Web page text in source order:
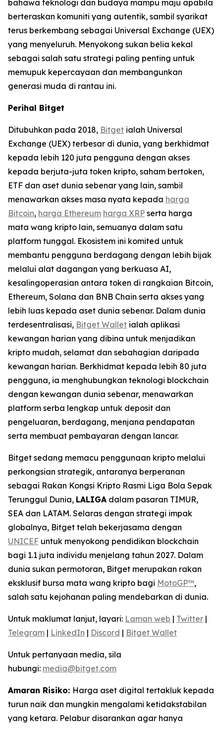
bahawa teknologi dan budaya mampu maju apabila
berteraskan komuniti yang autentik, sambil syarikat
terus berkembang sebagai Universal Exchange (UEX)
yang menyeluruh. Menyokong sukan belia kekal
sebagai salah satu strategi paling penting untuk
memupuk kepercayaan dan membangunkan
generasi muda di rantau ini.
Perihal Bitget
Ditubuhkan pada 2018, Bitget ialah Universal
Exchange (UEX) terbesar di dunia, yang berkhidmat
kepada lebih 120 juta pengguna dengan akses
kepada berjuta-juta token kripto, saham bertoken,
ETF dan aset dunia sebenar yang lain, sambil
menawarkan akses masa nyata kepada harga
Bitcoin, harga Ethereum harga XRP serta harga
mata wang kripto lain, semuanya dalam satu
platform tunggal. Ekosistem ini komited untuk
membantu pengguna berdagang dengan lebih bijak
melalui alat dagangan yang berkuasa AI,
kesalingoperasian antara token di rangkaian Bitcoin,
Ethereum, Solana dan BNB Chain serta akses yang
lebih luas kepada aset dunia sebenar. Dalam dunia
terdesentralisasi, Bitget Wallet ialah aplikasi
kewangan harian yang dibina untuk menjadikan
kripto mudah, selamat dan sebahagian daripada
kewangan harian. Berkhidmat kepada lebih 80 juta
pengguna, ia menghubungkan teknologi blockchain
dengan kewangan dunia sebenar, menawarkan
platform serba lengkap untuk deposit dan
pengeluaran, berdagang, menjana pendapatan
serta membuat pembayaran dengan lancar.
Bitget sedang memacu penggunaan kripto melalui
perkongsian strategik, antaranya berperanan
sebagai Rakan Kongsi Kripto Rasmi Liga Bola Sepak
Terunggul Dunia, LALIGA dalam pasaran TIMUR,
SEA dan LATAM. Selaras dengan strategi impak
globalnya, Bitget telah bekerjasama dengan
UNICEF untuk menyokong pendidikan blockchain
bagi 1.1 juta individu menjelang tahun 2027. Dalam
dunia sukan permotoran, Bitget merupakan rakan
eksklusif bursa mata wang kripto bagi MotoGP™,
salah satu kejohanan paling mendebarkan di dunia.
Untuk maklumat lanjut, layari: Laman web | Twitter |
Telegram | LinkedIn | Discord | Bitget Wallet
Untuk pertanyaan media, sila
hubungi: media@bitget.com
Amaran Risiko: Harga aset digital tertakluk kepada
turun naik dan mungkin mengalami ketidakstabilan
yang ketara. Pelabur disarankan agar hanya